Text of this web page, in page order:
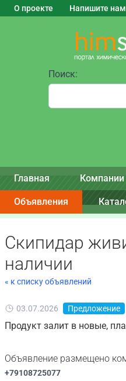
О проекте Напишите нам
Поиск:
Главная Компании
Объявления
Скипидар
наличии
« к списку объявлений
03.07.2026 Предложение
Продукт залит в новые,
Объявление размещено
+79108725077